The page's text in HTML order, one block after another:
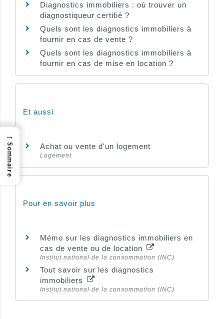
Diagnostics immobiliers : où trouver un
diagnostiqueur certifié ?
Quels sont les diagnostics immobiliers à
fournir en cas de vente ?
Quels sont les diagnostics immobiliers à
fournir en cas de mise en location ?
Et aussi
Achat ou vente d'un logement
Logement
Pour en savoir plus
Mémo sur les diagnostics immobiliers en
cas de vente ou de location
Institut national de la consommation (INC)
Tout savoir sur les diagnostics
immobiliers
Institut national de la consommation (INC)
→
Sommaire